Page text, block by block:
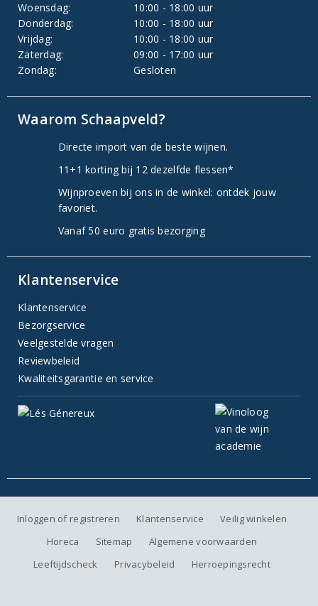
Woensdag:
10:00 - 18:00 uur
Donderdag:
10:00 - 18:00 uur
Vrijdag:
10:00 - 18:00 uur
Zaterdag:
09:00 - 17:00 uur
Zondag:
Gesloten
Waarom Schaapveld?
Directe import van de beste wijnen.
11+1 korting bij 12 dezelfde flessen*
Wijnproeven bij ons in de winkel: ontdek jouw
favoriet.
Vanaf 50 euro gratis bezorging
Klantenservice
Klantenservice
Bezorgservice
Veelgestelde vragen
Reviewbeleid
Kwaliteitsgarantie en service
Inloggen of registreren Klantenservice
Veilig winkelen
Horeca
Sitemap
Algemene voorwaarden
Leeftijdscheck
Privacybeleid Herroepingsrecht